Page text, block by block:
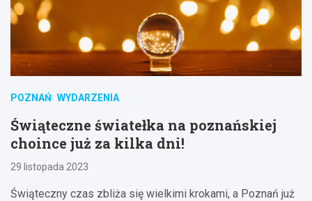
POZNAŃ WYDARZENIA
Świąteczne światełka na poznańskiej
choince już za kilka dni!
29 listopada 2023
Świąteczny czas zbliża się wielkimi krokami, a Poznań już